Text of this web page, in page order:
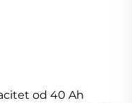
od 40 Ah